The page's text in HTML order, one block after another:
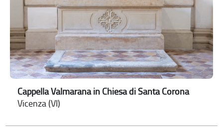
Cappella Valmarana in Chiesa di Santa Corona
Vicenza (VI)